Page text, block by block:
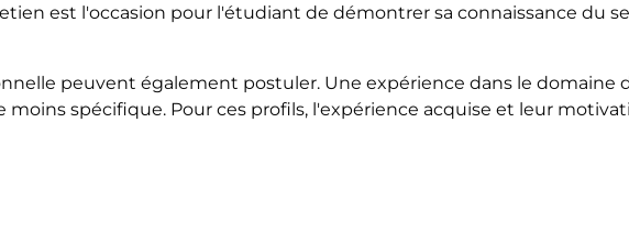
est l'occasion pour l'étudiant de démontrer sa connaissance du
peuvent également postuler. Une expérience dans le domaine
moins spécifique. Pour ces profils, l'expérience acquise et leur